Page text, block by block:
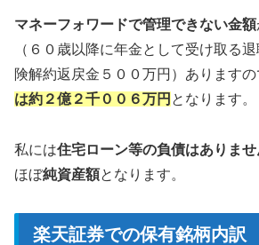
マネーフォワードで管理できない金額
（６０歳以降に年金として受け取る
険解約返戻金５００万円）ありますの
は約２億２千００６万円 となります。
私には住宅ローン等の負債はありませ
ほぼ純資産額となります。
楽天証券での保有銘柄内訳